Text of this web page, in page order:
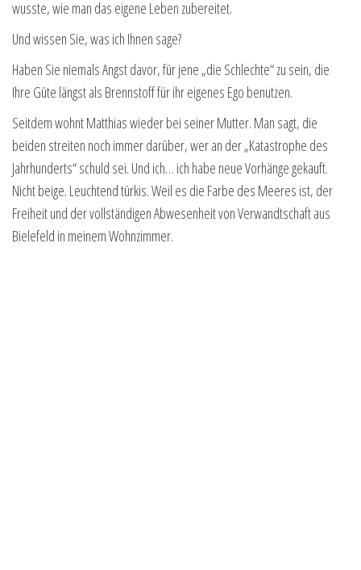
wusste, wie man das eigene Leben zubereitet.
Und wissen Sie, was ich Ihnen sage?
Haben Sie niemals Angst davor, für jene „die Schlechte“ zu sein, die
Ihre Güte längst als Brennstoff für ihr eigenes Ego benutzen.
Seitdem wohnt Matthias wieder bei seiner Mutter. Man sagt, die
beiden streiten noch immer darüber, wer an der „Katastrophe des
Jahrhunderts“ schuld sei. Und ich… ich habe neue Vorhänge gekauft.
Nicht beige. Leuchtend türkis. Weil es die Farbe des Meeres ist, der
Freiheit und der vollständigen Abwesenheit von Verwandtschaft aus
Bielefeld in meinem Wohnzimmer.